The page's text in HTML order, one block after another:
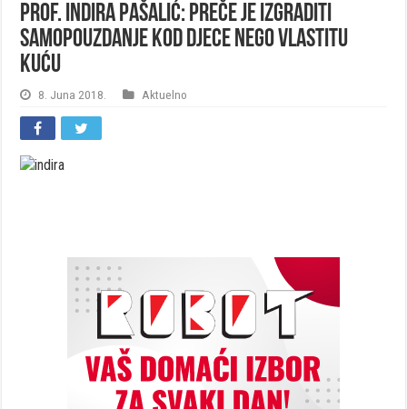
Prof. Indira Pašalić: Preče je izgraditi
samopouzdanje kod djece nego vlastitu
kuću
8. Juna 2018. Aktuelno